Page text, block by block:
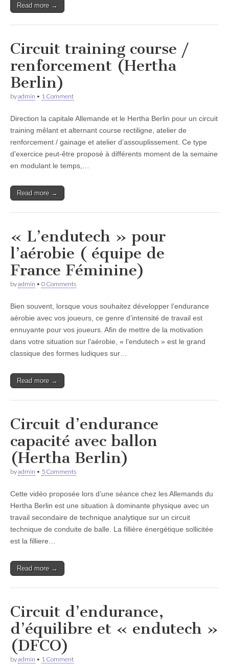
Read more →
Circuit training course /
renforcement (Hertha
Berlin)
byadmin • 1 Comment
Direction la capitale Allemande et le Hertha Berlin pour un circuit
training mêlant et alternant course rectiligne, atelier de
renforcement / gainage et atelier d’assouplissement. Ce type
d’exercice peut-être proposé à différents moment de la semaine
en modulant le temps,…
Read more →
« L’endutech » pour
l’aérobie ( équipe de
France Féminine)
byadmin • 0 Comments
Bien souvent, lorsque vous souhaitez développer l’endurance
aérobie avec vos joueurs, ce genre d’intensité de travail est
ennuyante pour vos joueurs. Afin de mettre de la motivation
dans votre situation sur l’aérobie, « l’endutech » est le grand
classique des formes ludiques sur…
Read more →
Circuit d’endurance
capacité avec ballon
(Hertha Berlin)
byadmin • 5 Comments
Cette vidéo proposée lors d’une séance chez les Allemands du
Hertha Berlin est une situation à dominante physique avec un
travail secondaire de technique analytique sur un circuit
technique de conduite de balle. La fillière énergétique sollicitée
est la filliere…
Read more →
Circuit d’endurance,
d’équilibre et « endutech »
(DFCO)
byadmin • 1 Comment